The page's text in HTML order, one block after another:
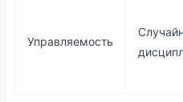
Управляемость